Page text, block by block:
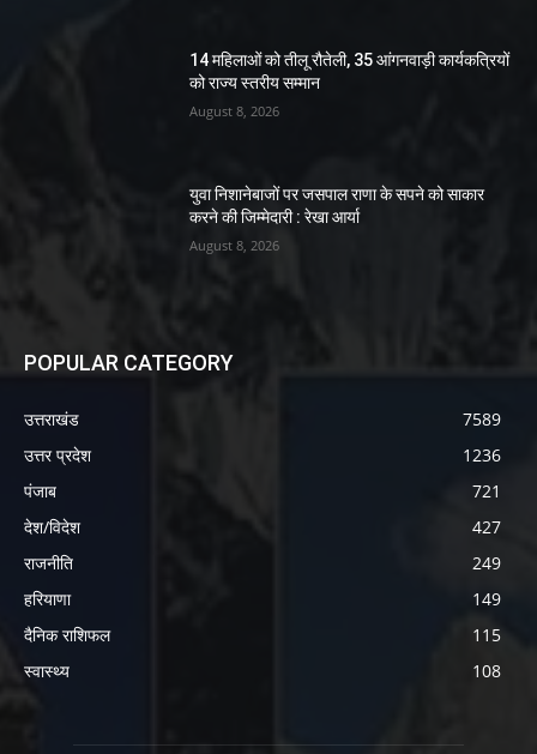
14 महिलाओं को तीलू रौतेली, 35 आंगनवाड़ी कार्यकत्रियों
को राज्य स्तरीय सम्मान
August 8, 2026
युवा निशानेबाजों पर जसपाल राणा के सपने को साकार
करने की जिम्मेदारी : रेखा आर्या
August 8, 2026
POPULAR CATEGORY
उत्तराखंड
7589
उत्तर प्रदेश
1236
पंजाब
721
देश/विदेश
427
राजनीति
249
हरियाणा
149
दैनिक राशिफल
115
स्वास्थ्य
108